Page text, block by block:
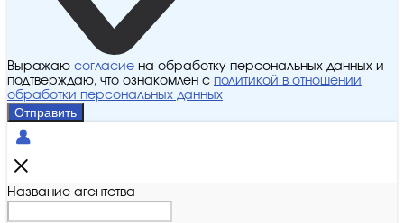
Выражаю согласие на обработку персональных данных и
подтверждаю, что ознакомлен с политикой в отношении
обработки персональных данных
Отправить
Название агентства